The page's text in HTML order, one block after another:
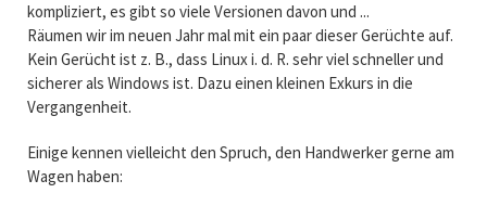
kompliziert, es gibt so viele Versionen davon und ...
Räumen wir im neuen Jahr mal mit ein paar dieser Gerüchte auf.
Kein Gerücht ist z. B., dass Linux i. d. R. sehr viel schneller und
sicherer als Windows ist. Dazu einen kleinen Exkurs in die
Vergangenheit.
Einige kennen vielleicht den Spruch, den Handwerker gerne am
Wagen haben: